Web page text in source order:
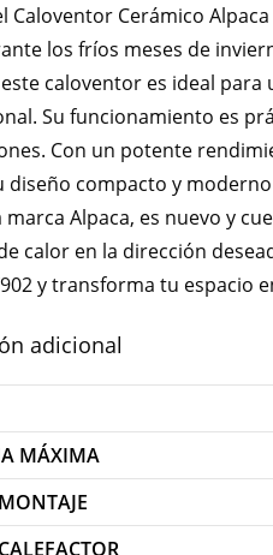
Caloventor Cerámico
los fríos meses de
caloventor es ideal
Su funcionamiento es
Con un potente
diseño compacto y
Alpaca, es nuevo y
calor en la dirección
y transforma tu espacio
adicional
MÁXIMA